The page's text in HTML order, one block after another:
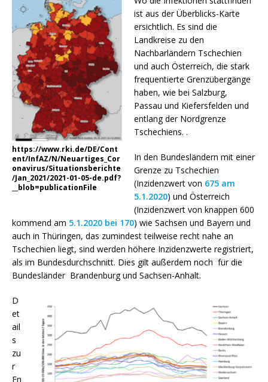
https://www.rki.de/DE/Cont
ent/InfAZ/N/Neuartiges_Cor
onavirus/Situationsberichte
/Jan_2021/2021-01-05-de.pdf?
__blob=publicationFile
ist aus der Überblicks-Karte
ersichtlich. Es sind die
Landkreise zu den
Nachbarländern Tschechien
und auch Österreich, die stark
frequentierte Grenzübergänge
haben, wie bei Salzburg,
Passau und Kiefersfelden und
entlang der Nordgrenze
Tschechiens. .
In den Bundesländern mit einer
Grenze zu Tschechien
(Inzidenzwert von 675 am
5.1.2020) und Österreich
(Inzidenzwert von knappen 600
kommend am 5.1.2020 bei 170) wie Sachsen und Bayern und
auch in Thüringen, das zumindest teilweise recht nahe an
Tschechien liegt, sind werden höhere Inzidenzwerte registriert,
als im Bundesdurchschnitt. Dies gilt außerdem noch für die
Bundesländer Brandenburg und Sachsen-Anhalt.
D
et
ail
s
zu
r
En